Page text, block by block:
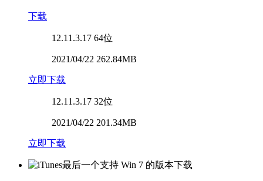
下载
12.11.3.17 64位
2021/04/22 262.84MB
立即下载
12.11.3.17 32位
2021/04/22 201.34MB
立即下载